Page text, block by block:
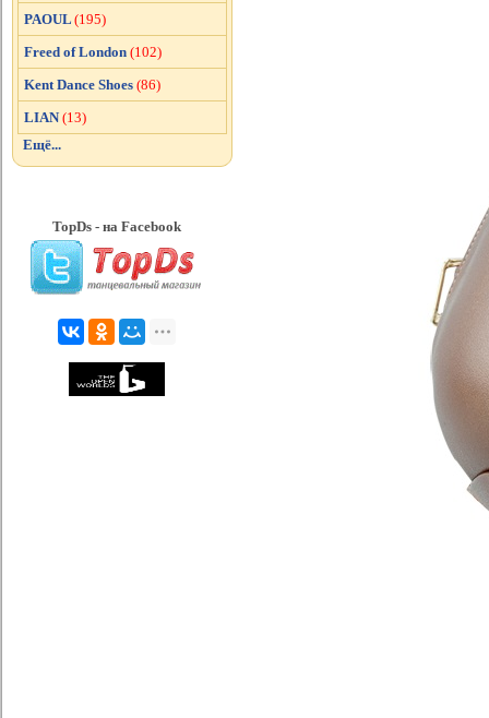
PAOUL (195)
Freed of London (102)
Kent Dance Shoes (86)
LIAN (13)
Ещё...
TopDs - на Facebook